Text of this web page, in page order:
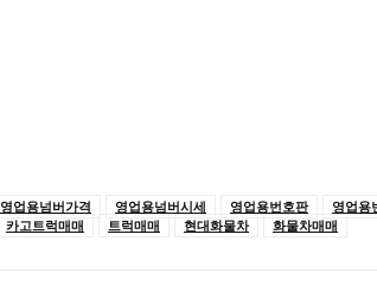
영업용넘버가격 영업용넘버시세 영업용번호판 영업용
카고트럭매매 트럭매매 현대화물차 화물차매매